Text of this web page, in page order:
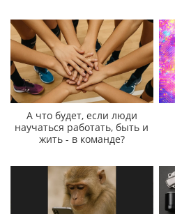
А что будет, если люди
научаться работать, быть и
жить - в команде?